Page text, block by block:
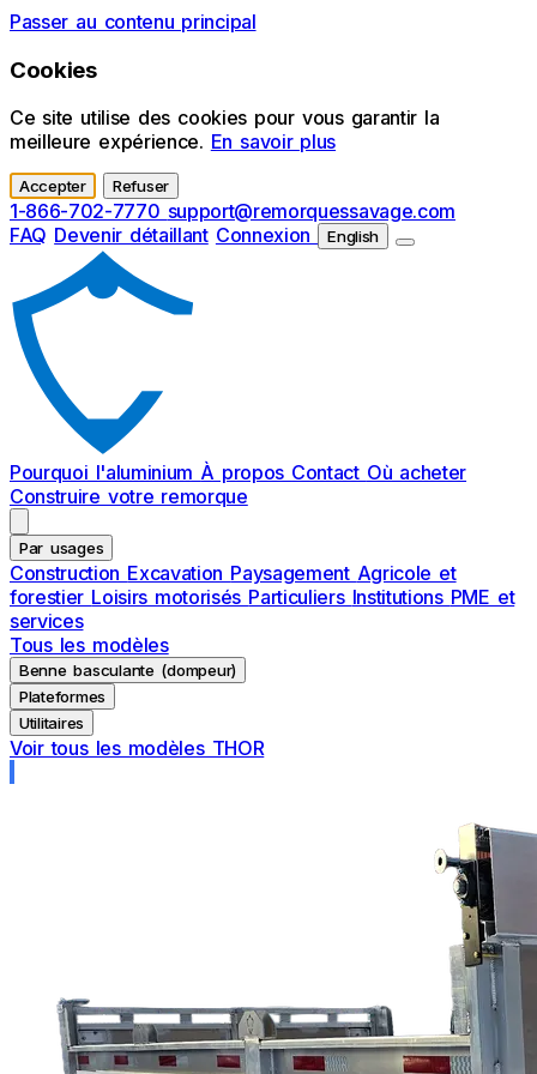
Passer au contenu principal
Cookies
Ce site utilise des cookies pour vous garantir la
meilleure expérience. En savoir plus
Accepter Refuser
1-866-702-7770 support@remorquessavage.com
FAQ Devenir détaillant Connexion English
Pourquoi l'aluminium À propos Contact Où acheter
Construire votre remorque
Par usages
Construction Excavation Paysagement Agricole et
forestier Loisirs motorisés Particuliers Institutions PME et
services
Tous les modèles
Benne basculante (dompeur)
Plateformes
Utilitaires
Voir tous les modèles THOR